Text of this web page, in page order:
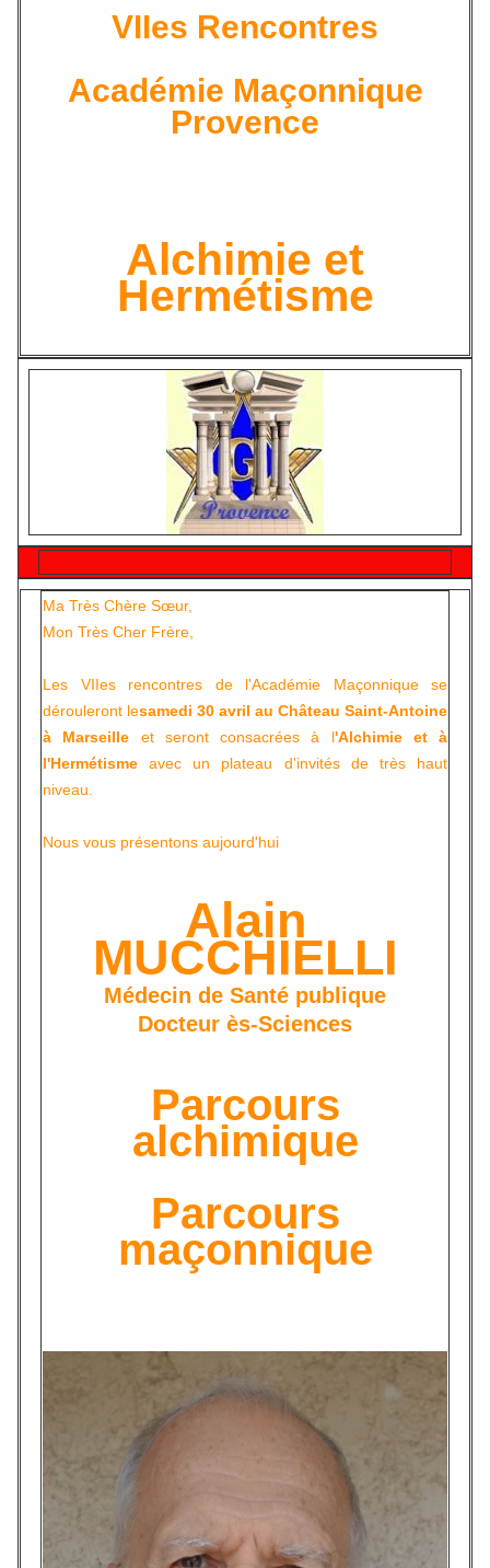
VIIes Rencontres
Académie Maçonnique
Provence
Alchimie et
Hermétisme
Ma Très Chère Sœur,
Mon Très Cher Frère,
Les VIIes rencontres de l'Académie Maçonnique se
dérouleront lesamedi 30 avril au Château Saint-Antoine
à Marseille et seront consacrées à l'Alchimie et à
l'Hermétisme avec un plateau d'invités de très haut
niveau.
Nous vous présentons aujourd'hui
Alain
MUCCHIELLI
Médecin de Santé publique
Docteur ès-Sciences
Parcours
alchimique
Parcours
maçonnique